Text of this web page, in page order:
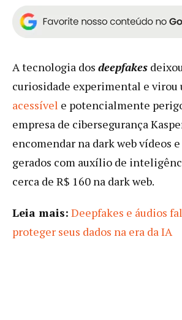
A tecnologia dos deepfakes
curiosidade experimental e virou
acessível e potencialmente
empresa de cibersegurança
encomendar na dark web vídeos
gerados com auxílio de
cerca de R$ 160 na dark web.
Leia mais: Deepfakes e áudios
proteger seus dados na era da IA